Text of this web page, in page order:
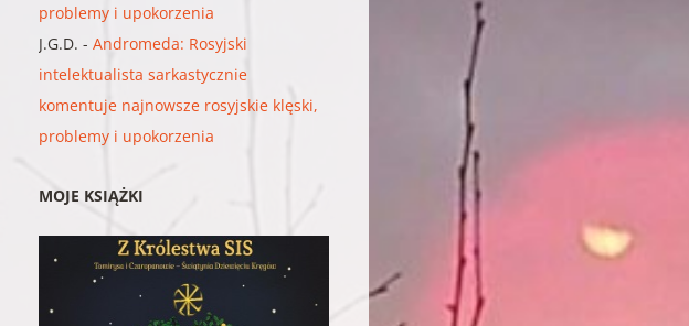
problemy i upokorzenia
J.G.D. -Andromeda: Rosyjski
intelektualista sarkastycznie
komentuje najnowsze rosyjskie klęski,
problemy i upokorzenia
MOJE KSIĄŻKI